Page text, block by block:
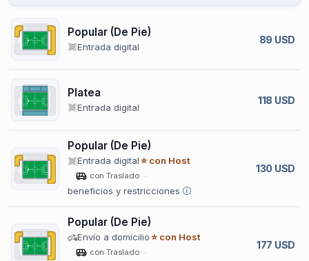
Popular (De Pie)
Entrada digital
89 USD
Platea
Entrada digital
118 USD
Popular (De Pie)
Entrada digital⭐ con Host
con Traslado
beneficios y restricciones
130 USD
Popular (De Pie)
Envío a domicilio⭐ con Host
con Traslado
177 USD